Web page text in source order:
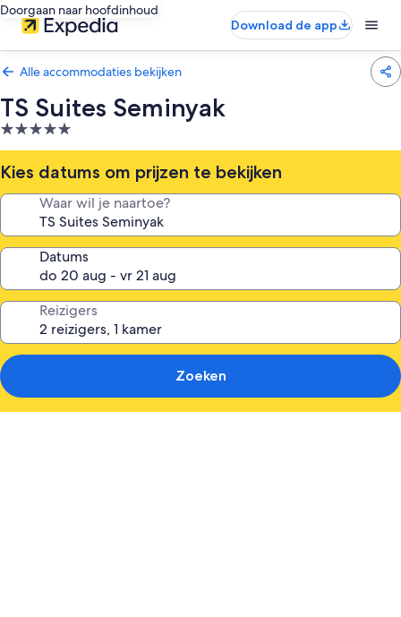
Doorgaan naar hoofdinhoud
Download de app
Alle accommodaties bekijken
TS Suites Seminyak
5.0-
sterrenaccommodatie
Kies datums om prijzen te bekijken
Waar wil je naartoe?
Datums
Reizigers
Zoeken